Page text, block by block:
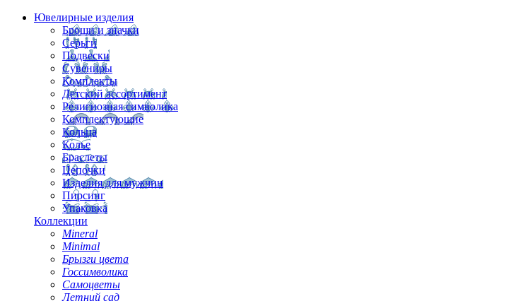
Ювелирные изделия
Броши и значки
Серьги
Подвески
Сувениры
Комплекты
Детский ассортимент
Религиозная символика
Комплектующие
Кольца
Колье
Браслеты
Цепочки
Изделия для мужчин
Пирсинг
Упаковка
Коллекции
Mineral
Minimal
Брызги цвета
Госсимволика
Самоцветы
Летний сад